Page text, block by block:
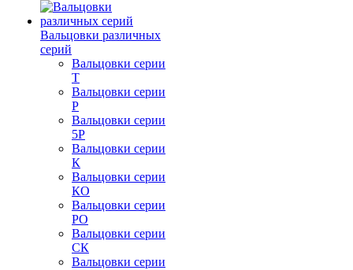
Вальцовки различных
серий
Вальцовки серии
Т
Вальцовки серии
Р
Вальцовки серии
5Р
Вальцовки серии
К
Вальцовки серии
КО
Вальцовки серии
РО
Вальцовки серии
СК
Вальцовки серии